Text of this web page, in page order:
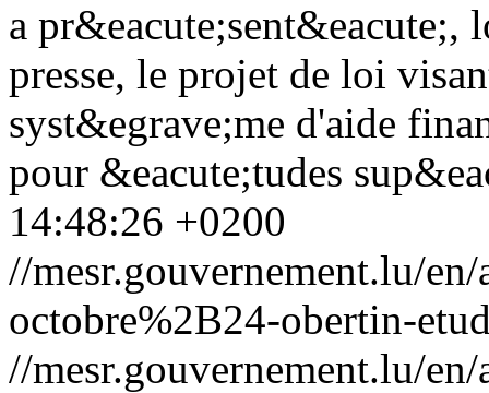
a pr&eacute;sent&eacute;,
presse, le projet de loi
syst&egrave;me d'aide
pour &eacute;tudes
14:48:26 +0200
//mesr.gouvernement.lu/
octobre%2B24-obertin-
//mesr.gouvernement.lu/